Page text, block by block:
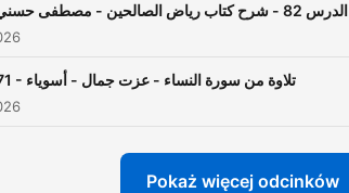
الدرس 82 - شرح كتاب رياض الصالحين - مصطفى حسني
71 - تلاوة من سورة النساء - عزت جمال - أسوياء
Pokaż więcej odcinków